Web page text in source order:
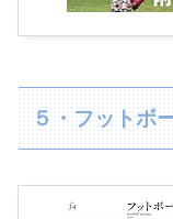
５・フットボ